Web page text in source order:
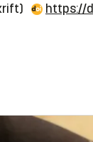
https://